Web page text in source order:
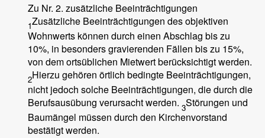
Zu Nr. 2. zusätzliche Beeinträchtigungen
1Zusätzliche Beeinträchtigungen des objektiven
Wohnwerts können durch einen Abschlag bis zu
10%, in besonders gravierenden Fällen bis zu 15%,
von dem ortsüblichen Mietwert berücksichtigt werden.
2Hierzu gehören örtlich bedingte Beeinträchtigungen,
nicht jedoch solche Beeinträchtigungen, die durch die
Berufsausübung verursacht werden. 3Störungen und
Baumängel müssen durch den Kirchenvorstand
bestätigt werden.